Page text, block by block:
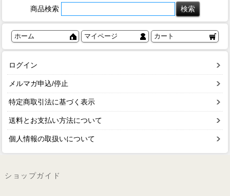
商品検索
ホーム マイページ カート
ログイン
メルマガ申込/停止
特定商取引法に基づく表示
送料とお支払い方法について
個人情報の取扱いについて
ショップガイド